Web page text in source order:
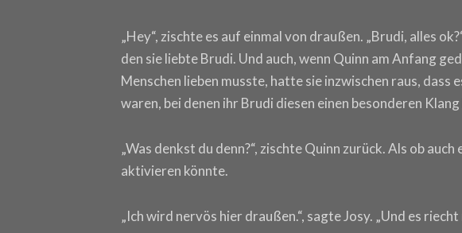
„Hey“, zischte es auf einmal von draußen. „Brudi, alles
den sie liebte Brudi. Und auch, wenn Quinn am Anfang
Menschen lieben musste, hatte sie inzwischen raus, dass
waren, bei denen ihr Brudi diesen einen besonderen
„Was denkst du denn?“, zischte Quinn zurück. Als ob
aktivieren könnte.
„Ich wird nervös hier draußen.“, sagte Josy. „Und es